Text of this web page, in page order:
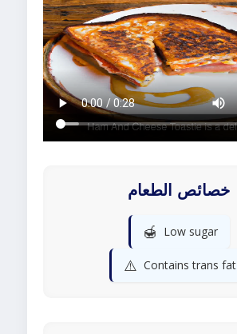
خصائص الطعام
🍯 Low sugar
⚠️ Contains trans fat